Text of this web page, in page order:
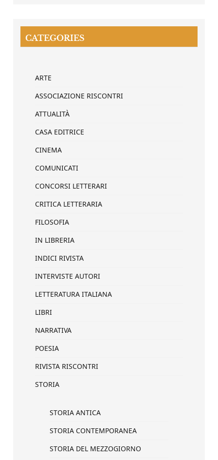
CATEGORIES
ARTE
ASSOCIAZIONE RISCONTRI
ATTUALITÀ
CASA EDITRICE
CINEMA
COMUNICATI
CONCORSI LETTERARI
CRITICA LETTERARIA
FILOSOFIA
IN LIBRERIA
INDICI RIVISTA
INTERVISTE AUTORI
LETTERATURA ITALIANA
LIBRI
NARRATIVA
POESIA
RIVISTA RISCONTRI
STORIA
STORIA ANTICA
STORIA CONTEMPORANEA
STORIA DEL MEZZOGIORNO